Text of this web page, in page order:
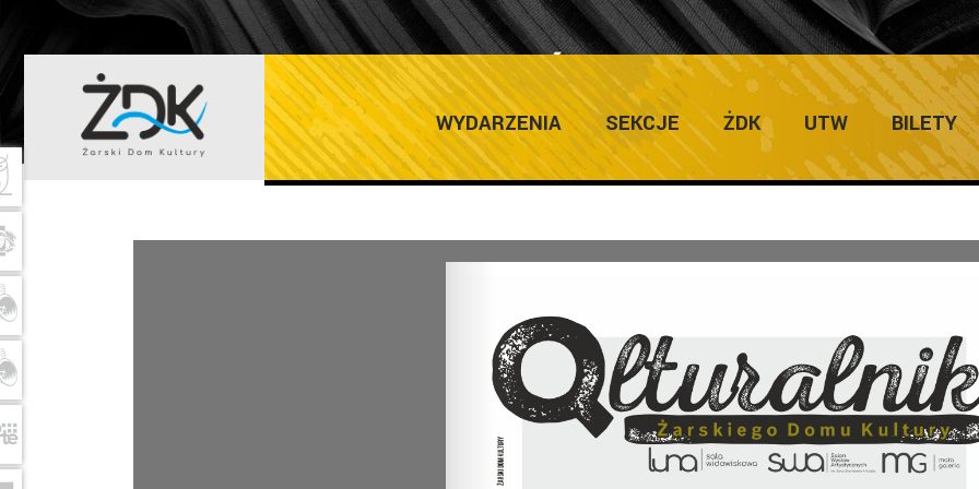
WYDARZENIA SEKCJE ŻDK UTW BILETY
QULTURALNIK_PAŹDZIERNIK 2024